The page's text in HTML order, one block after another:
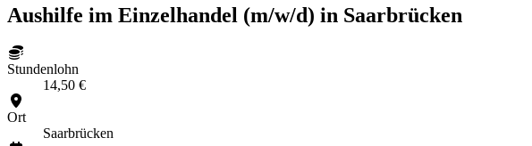
Aushilfe im Einzelhandel (m/w/d) in Saarbrücken
Stundenlohn
14,50 €
Ort
Saarbrücken